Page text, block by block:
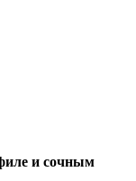
и сочным